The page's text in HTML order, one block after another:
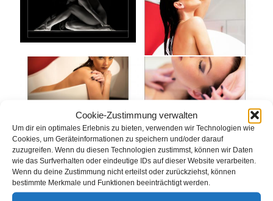
Cookie-Zustimmung verwalten
Um dir ein optimales Erlebnis zu bieten, verwenden wir Technologien wie
Cookies, um Geräteinformationen zu speichern und/oder darauf
zuzugreifen. Wenn du diesen Technologien zustimmst, können wir Daten
wie das Surfverhalten oder eindeutige IDs auf dieser Website verarbeiten.
Wenn du deine Zustimmung nicht erteilst oder zurückziehst, können
bestimmte Merkmale und Funktionen beeinträchtigt werden.